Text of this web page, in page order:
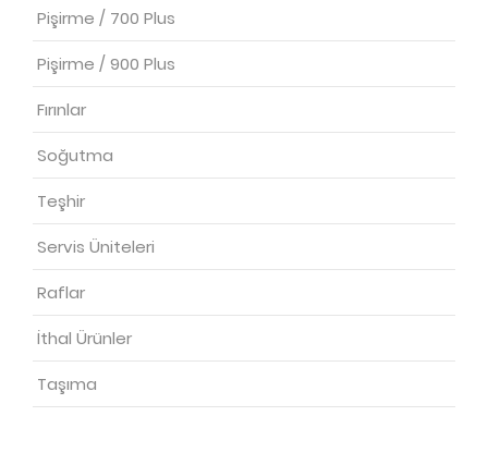
Pişirme / 700 Plus
Pişirme / 900 Plus
Fırınlar
Soğutma
Teşhir
Servis Üniteleri
Raflar
İthal Ürünler
Taşıma